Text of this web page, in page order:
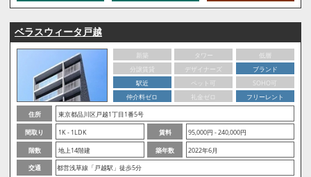
ベラスウィータ戸越
新築 タワー
低層
分譲賃貸
デザイナーズ
ブランド
駅近
ペット可
SOHO可
仲介料ゼロ
礼金ゼロ
フリーレント
住所
東京都品川区戸越1丁目1番5号
間取り
1K - 1LDK 賃料
95,000円 - 240,000円
階数
地上14階建 築年数
2022年6月
交通
都営浅草線「戸越駅」徒歩5分